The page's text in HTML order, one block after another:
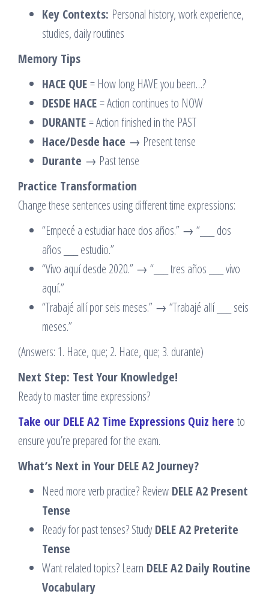
Key Contexts: Personal history, work experience,
studies, daily routines
Memory Tips
HACE QUE= How long HAVE you been…?
DESDE HACE= Action continues to NOW
DURANTE= Action finished in the PAST
Hace/Desde hace → Present tense
Durante → Past tense
Practice Transformation
Change these sentences using different time expressions:
“Empecé a estudiar hace dos años.” → “___ dos
años ___ estudio.”
“Vivo aquí desde 2020.” → “___ tres años ___ vivo
aquí.”
“Trabajé allí por seis meses.” → “Trabajé allí ___ seis
meses.”
(Answers: 1. Hace, que; 2. Hace, que; 3. durante)
Next Step: Test Your Knowledge!
Ready to master time expressions?
Take our DELE A2 Time Expressions Quiz here to
ensure you’re prepared for the exam.
What’s Next in Your DELE A2 Journey?
Need more verb practice? Review DELE A2 Present
Tense
Ready for past tenses? StudyDELE A2 Preterite
Tense
Want related topics? Learn DELE A2 Daily Routine
Vocabulary